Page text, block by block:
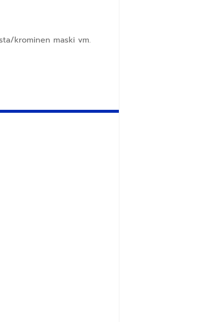
krominen maski vm.